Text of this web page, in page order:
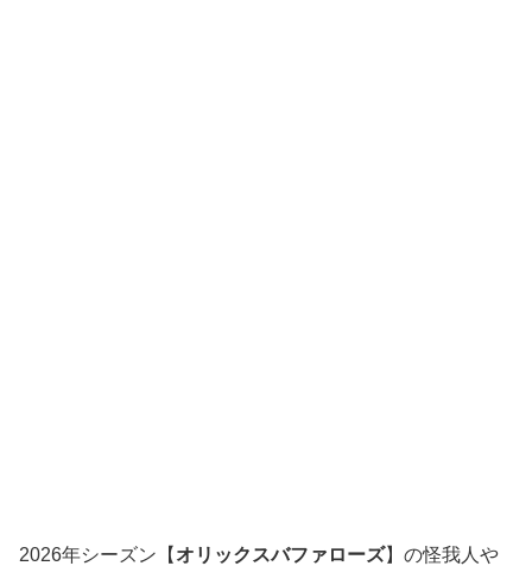
2026年シーズン【 オリックスバファローズ】の怪我人や